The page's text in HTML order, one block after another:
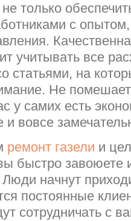
только
с
учитывать все
статьями, на
Не
у самих есть
и вовсе
ремонт газели и
быстро завоюете
начнут
постоянные
сотрудничать с